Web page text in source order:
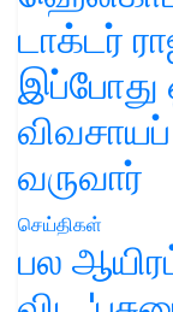
டாக்டர்
இப்போது
வருவார்
செய்திகள்
பல